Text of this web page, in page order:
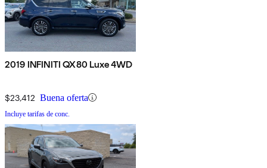
2019 INFINITI QX80 Luxe 4WD
$23,412 Buena oferta
Incluye tarifas de conc.